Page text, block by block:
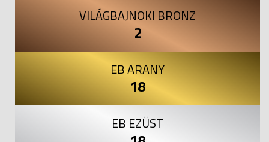
VILÁGBAJNOKI BRONZ
2
EB ARANY
18
EB EZÜST